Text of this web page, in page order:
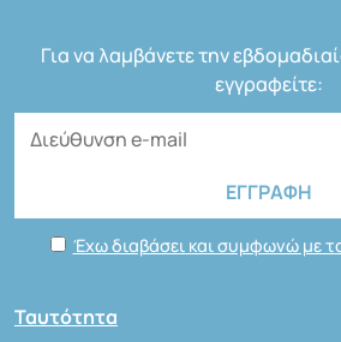
Για να λαμβάνετε την
εγγραφείτε:
Έχω διαβάσει και συμφωνώ με
Ταυτότητα